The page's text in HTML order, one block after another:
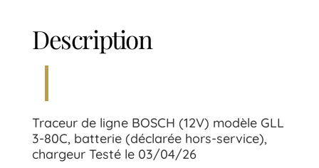
Description
Traceur de ligne BOSCH (12V) modèle GLL
3-80C, batterie (déclarée hors-service),
chargeur Testé le 03/04/26